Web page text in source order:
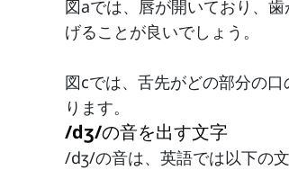
図aでは、唇が開いており、
げることが良いでしょう。
図cでは、舌先がどの部分の
ります。
/dʒ/の音を出す文字
/dʒ/の音は、英語では以下の